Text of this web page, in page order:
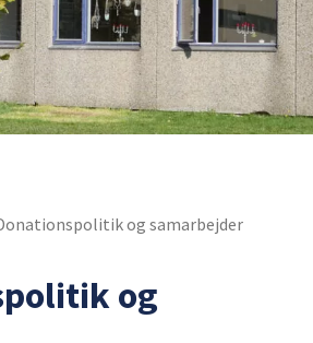
og samarbejder
og